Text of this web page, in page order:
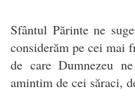
Sfântul Părinte ne
considerăm pe cei mai
de care Dumnezeu
amintim de cei săraci,